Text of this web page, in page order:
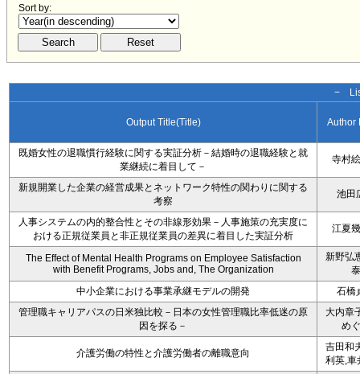
Sort by:
−
Output Title(Title) Author
既婚女性の退職慣行経験に関する実証分析－結婚時の退職経験と就
業継続に着目して－
寺村
新規開業した企業の経営成果とネットワーク特性の関わりに関する
考察
池田
人事システムの内的整合性とその非線形効果－人事施策の充実度に
おける正規従業員と非正規従業員の差異に着目した実証分析
江夏
The Effect of Mental Health Programs on Employee Satisfaction
with Benefit Programs, Jobs and, The Organization
新野弘
泰
中小企業における事業承継モデルの開発
石橋
管理職キャリアパスの日米独比較－日本の女性管理職比率低迷の原
因を探る－
大内章
め
介護労働の特性と介護労働者の離職意向
吉田和
利英,車